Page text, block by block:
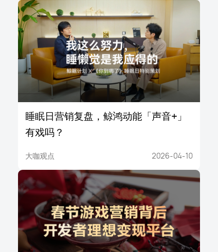
睡眠日营销复盘，鲸鸿动能「声音+」
有戏吗？
大咖观点 2026-04-10